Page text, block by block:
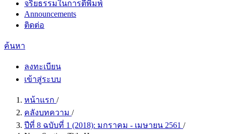
จริยธรรมในการตีพิมพ์
Announcements
ติดต่อ
ค้นหา
ลงทะเบียน
เข้าสู่ระบบ
หน้าแรก /
คลังบทความ /
ปีที่ 8 ฉบับที่ 1 (2018): มกราคม - เมษายน 2561 /